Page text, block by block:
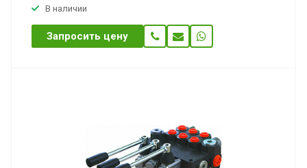
В наличии
Запросить цену